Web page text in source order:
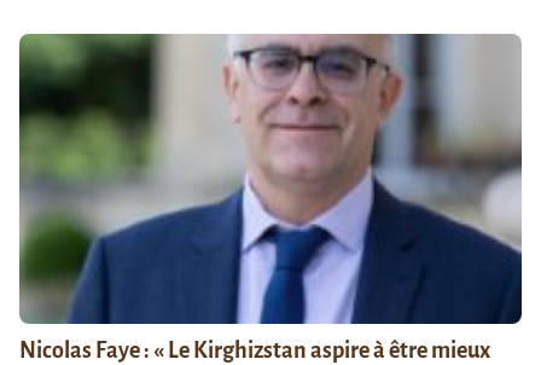
Nicolas Faye : « Le Kirghizstan aspire à être mieux